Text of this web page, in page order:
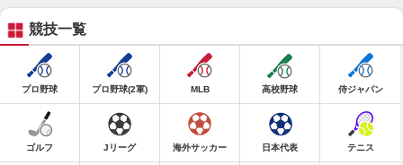
競技一覧
プロ野球 プロ野球(2軍) MLB 高校野球 侍ジャパン
ゴルフ Jリーグ 海外サッカー 日本代表 テニス